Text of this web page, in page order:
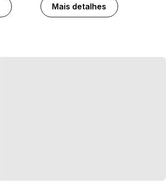
Mais detalhes